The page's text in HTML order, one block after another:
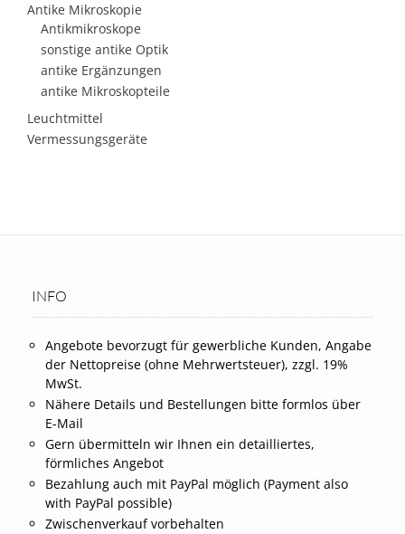
Antike Mikroskopie
Antikmikroskope
sonstige antike Optik
antike Ergänzungen
antike Mikroskopteile
Leuchtmittel
Vermessungsgeräte
INFO
Angebote bevorzugt für gewerbliche Kunden, Angabe
der Nettopreise (ohne Mehrwertsteuer), zzgl. 19%
MwSt.
Nähere Details und Bestellungen bitte formlos über
E-Mail
Gern übermitteln wir Ihnen ein detailliertes,
förmliches Angebot
Bezahlung auch mit PayPal möglich (Payment also
with PayPal possible)
Zwischenverkauf vorbehalten